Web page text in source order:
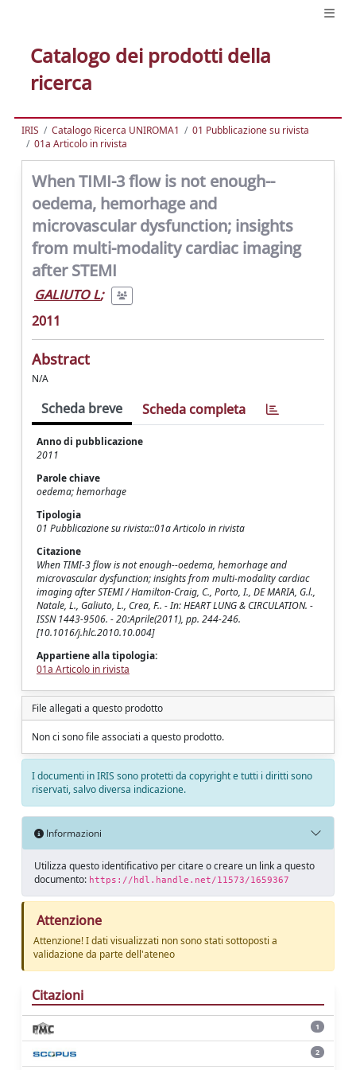
Catalogo dei prodotti della
ricerca
IRIS Catalogo Ricerca UNIROMA1
01 Pubblicazione su rivista
01a Articolo in rivista
When TIMI-3 flow is not enough--
oedema, hemorhage and
microvascular dysfunction; insights
from multi-modality cardiac imaging
after STEMI
GALIUTO L;
2011
Abstract
N/A
Scheda breve Scheda completa
Anno di pubblicazione
2011
Parole chiave
oedema; hemorhage
Tipologia
01 Pubblicazione su rivista::01a Articolo in rivista
Citazione
When TIMI-3 flow is not enough--oedema, hemorhage and
microvascular dysfunction; insights from multi-modality cardiac
imaging after STEMI / Hamilton-Craig, C., Porto, I., DE MARIA, G.l.,
Natale, L., Galiuto, L., Crea, F.. - In: HEART LUNG & CIRCULATION. -
ISSN 1443-9506. - 20:Aprile(2011), pp. 244-246.
[10.1016/j.hlc.2010.10.004]
Appartiene alla tipologia:
01a Articolo in rivista
File allegati a questo prodotto
Non ci sono file associati a questo prodotto.
I documenti in IRIS sono protetti da copyright e tutti i diritti sono
riservati, salvo diversa indicazione.
Informazioni
Utilizza questo identificativo per citare o creare un link a questo
documento: https://hdl.handle.net/11573/1659367
Attenzione
Attenzione! I dati visualizzati non sono stati sottoposti a
validazione da parte dell'ateneo
Citazioni
1
2